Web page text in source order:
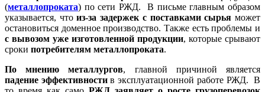
(металлопроката) по сети РЖД. В письме главным образом
указывается, чтоиз-за задержек с поставками сырья может
остановиться доменное производство. Также есть проблемы и
с вывозом уже изготовленной продукции, которые срывают
сроки потребителям металлопроката.
По мнению металлургов, главной причиной является
падение эффективностив эксплуатационной работе РЖД. В